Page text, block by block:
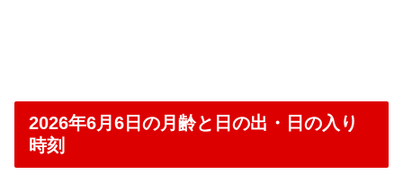
2026年6月6日の月齢と日の出・日の入り
時刻